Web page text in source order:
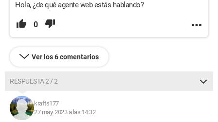
Hola, ¿de qué agente web estás hablando?
0
Ver los 6 comentarios
RESPUESTA 2 / 2
krafts177
27 may. 2023 a las 14:32